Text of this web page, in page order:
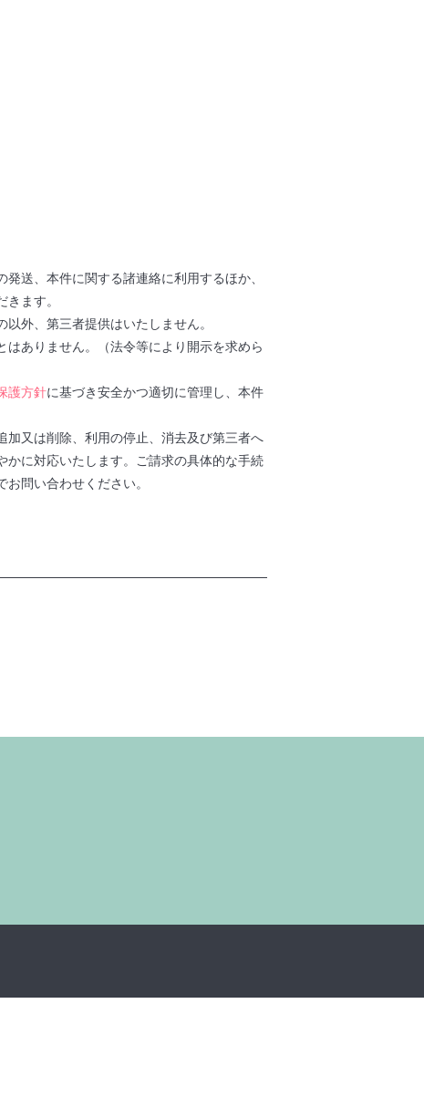
送、本件に関する諸連絡に利用するほか、
ます。
外、第三者提供はいたしません。
ありません。（法令等により開示を求めら
護方針に基づき安全かつ適切に管理し、本件
加又は削除、利用の停止、消去及び第三者へ
に対応いたします。ご請求の具体的な手続
問い合わせください。